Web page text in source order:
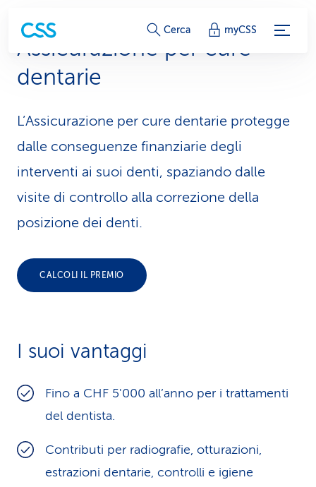
c
o
l
e
g
a
n
i
e
r
Cerca myCSS
Assicurazione per cure
dentarie
L’Assicurazione per cure dentarie protegge
dalle conseguenze finanziarie degli
interventi ai suoi denti, spaziando dalle
visite di controllo alla correzione della
posizione dei denti.
CALCOLI IL PREMIO
I suoi vantaggi
Fino a CHF 5'000 all’anno per i trattamenti
del dentista.
Contributi per radiografie, otturazioni,
estrazioni dentarie, controlli e igiene